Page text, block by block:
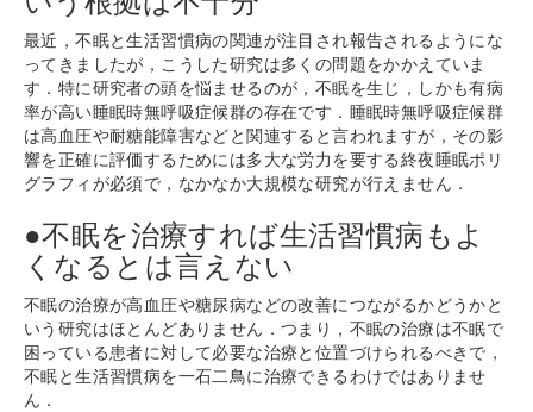
最近，不眠と生活習慣病の関連が注目され報告されるようにな
ってきましたが，こうした研究は多くの問題をかかえていま
す．特に研究者の頭を悩ませるのが，不眠を生じ，しかも有病
率が高い睡眠時無呼吸症候群の存在です．睡眠時無呼吸症候群
は高血圧や耐糖能障害などと関連すると言われますが，その影
響を正確に評価するためには多大な労力を要する終夜睡眠ポリ
グラフィが必須で，なかなか大規模な研究が行えません．
●不眠を治療すれば生活習慣病もよ
くなるとは言えない
不眠の治療が高血圧や糖尿病などの改善につながるかどうかと
いう研究はほとんどありません．つまり，不眠の治療は不眠で
困っている患者に対して必要な治療と位置づけられるべきで，
不眠と生活習慣病を一石二鳥に治療できるわけではありませ
ん．